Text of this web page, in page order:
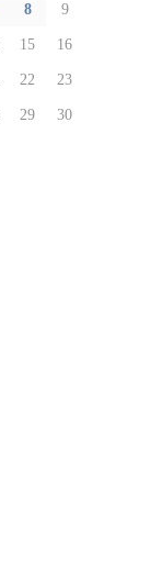
8 9
15 16
22 23
29 30